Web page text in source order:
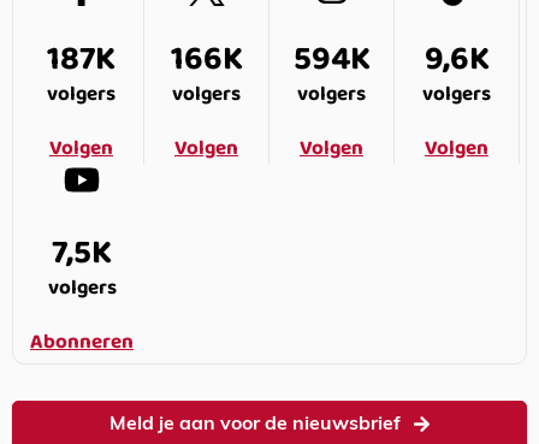
187K
volgers
Volgen
166K
volgers
Volgen
594K
volgers
Volgen
9,6K
volgers
Volgen
7,5K
volgers
Abonneren
Meld je aan voor de nieuwsbrief